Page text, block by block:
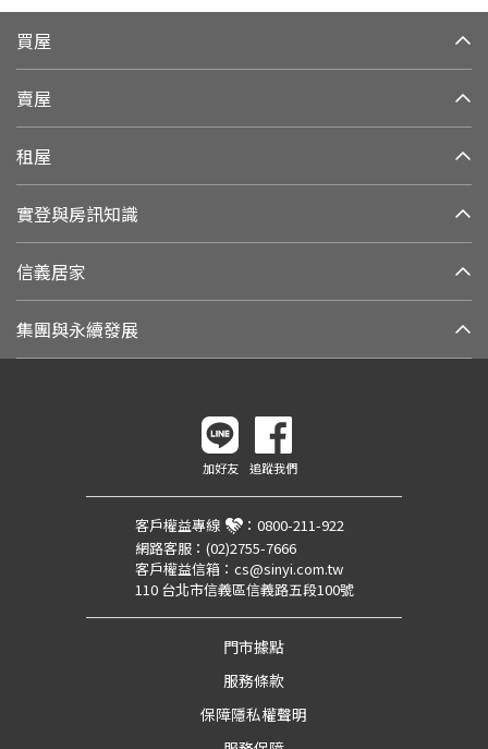
買屋
賣屋
租屋
實登與房訊知識
信義居家
集團與永續發展
加好友 追蹤我們
客戶權益專線 ： 0800-211-922
網路客服： (02)2755-7666
客戶權益信箱： cs@sinyi.com.tw
110 台北市信義區信義路五段100號
門市據點
服務條款
保障隱私權聲明